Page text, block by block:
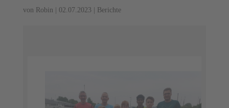
von Robin 02.07.2023 Berichte